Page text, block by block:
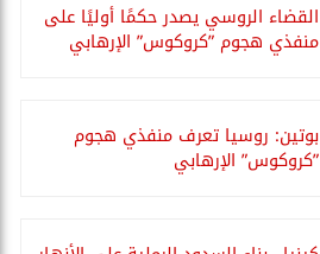
القضاء الروسي يصدر حكمًا أوليًا على
منفذي هجوم ”كروكوس” الإرهابي
بوتين: روسيا تعرف منفذي هجوم
”كروكوس” الإرهابي